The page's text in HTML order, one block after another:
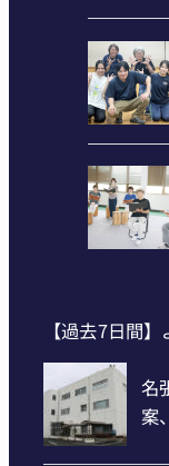
【過去7日間